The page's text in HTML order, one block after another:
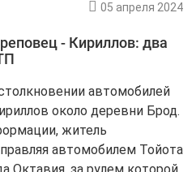
05 апреля 2024
- Кириллов: два
автомобилей
около деревни Брод.
житель
автомобилем Тойота